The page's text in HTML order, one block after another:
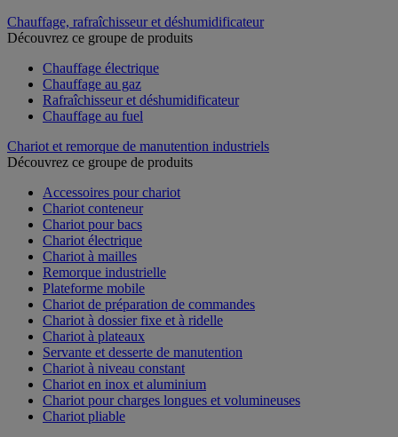
Chauffage, rafraîchisseur et déshumidificateur
Découvrez ce groupe de produits
Chauffage électrique
Chauffage au gaz
Rafraîchisseur et déshumidificateur
Chauffage au fuel
Chariot et remorque de manutention industriels
Découvrez ce groupe de produits
Accessoires pour chariot
Chariot conteneur
Chariot pour bacs
Chariot électrique
Chariot à mailles
Remorque industrielle
Plateforme mobile
Chariot de préparation de commandes
Chariot à dossier fixe et à ridelle
Chariot à plateaux
Servante et desserte de manutention
Chariot à niveau constant
Chariot en inox et aluminium
Chariot pour charges longues et volumineuses
Chariot pliable